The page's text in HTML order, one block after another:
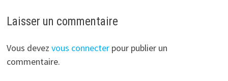
Laisser un commentaire
Vous devez vous connecterpour publier un
commentaire.